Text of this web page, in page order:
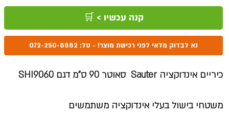
קנה עכשיו > 🛒
נא לבדוק מלאי לפני רכישת מוצר! - טל: 072-250-8882
כיריים אינדוקציה Sauter סאוטר 90 ס”מ דגם SHI9060
משטחי בישול בעלי אינדוקציה משתמשים